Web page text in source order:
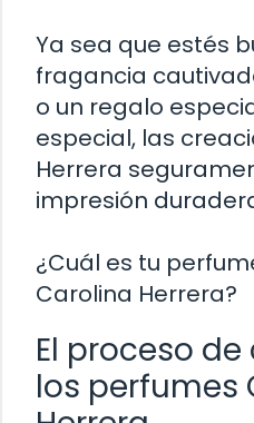
Ya sea que estés
fragancia
o un regalo
especial, las
Herrera
impresión
¿Cuál es tu
Carolina Herrera?
El proceso
los perfumes